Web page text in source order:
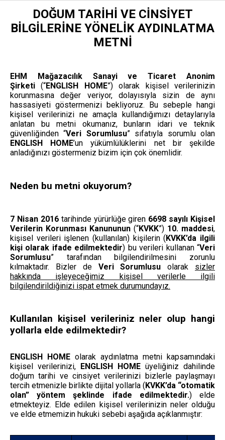
DOĞUM TARİHİ VE CİNSİYET
BİLGİLERİNE YÖNELİK AYDINLATMA
METNİ
EHM Mağazacılık Sanayi ve Ticaret Anonim
Şirketi(“ENGLISH HOME”) olarak kişisel verilerinizin
korunmasına değer veriyor, dolayısıyla sizin de aynı
hassasiyeti göstermenizi bekliyoruz. Bu sebeple hangi
kişisel verilerinizi ne amaçla kullandığımızı detaylarıyla
anlatan bu metni okumanız, bunların idari ve teknik
güvenliğinden “Veri Sorumlusu” sıfatıyla sorumlu olan
ENGLISH HOME’un yükümlülüklerini net bir şekilde
anladığınızı göstermeniz bizim için çok önemlidir.
Neden bu metni okuyorum?
7 Nisan 2016tarihinde yürürlüğe giren 6698 sayılı Kişisel
Verilerin Korunması Kanununun (“KVKK”) 10. maddesi,
kişisel verileri işlenen (kullanılan) kişilerin (KVKK’da ilgili
kişi olarak ifade edilmektedir) bu verileri kullanan “Veri
Sorumlusu” tarafından bilgilendirilmesini zorunlu
kılmaktadır. Bizler de Veri Sorumlusu olarak sizler
hakkında işleyeceğimiz kişisel verilerle ilgili
bilgilendirildiğinizi ispat etmek durumundayız.
Kullanılan kişisel verileriniz neler olup hangi
yollarla elde edilmektedir?
ENGLISH HOME olarak aydınlatma metni kapsamındaki
kişisel verilerinizi, ENGLISH HOME üyeliğiniz dahilinde
doğum tarihi ve cinsiyet verilerinizi bizlerle paylaşmayı
tercih etmenizle birlikte dijital yollarla (KVKK’da “otomatik
olan” yöntem şeklinde ifade edilmektedir.)
elde
etmekteyiz. Elde edilen kişisel verilerinizin neler olduğu
ve elde etmemizin hukuki sebebi aşağıda açıklanmıştır: